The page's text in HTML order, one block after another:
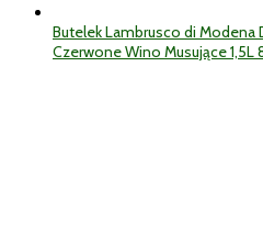
Butelek Lambrusco di Modena
Czerwone Wino Musujące 1,5L